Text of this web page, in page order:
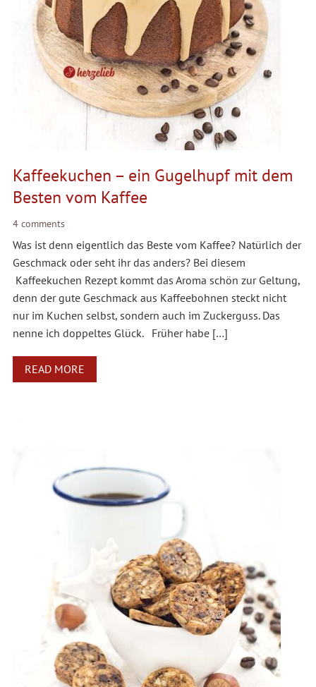
Kaffeekuchen – ein Gugelhupf mit dem
Besten vom Kaffee
4 comments
Was ist denn eigentlich das Beste vom Kaffee? Natürlich der
Geschmack oder seht ihr das anders? Bei diesem
Kaffeekuchen Rezept kommt das Aroma schön zur Geltung,
denn der gute Geschmack aus Kaffeebohnen steckt nicht
nur im Kuchen selbst, sondern auch im Zuckerguss. Das
nenne ich doppeltes Glück. Früher habe […]
READ MORE